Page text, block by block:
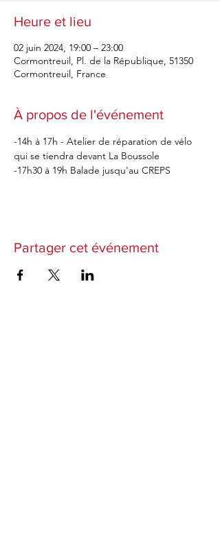
Heure et lieu
02 juin 2024, 19:00 – 23:00
Cormontreuil, Pl. de la République, 51350
Cormontreuil, France
À propos de l'événement
-14h à 17h - Atelier de réparation de vélo
qui se tiendra devant La Boussole
-17h30 à 19h Balade jusqu'au CREPS
Partager cet événement